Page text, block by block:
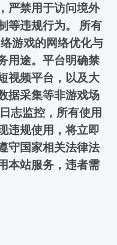
严禁用于访问境外
等违规行为。 所有
游戏的网络优化与
用途。平台明确禁
视频平台，以及大
据采集等非游戏场
志监控，所有使用
违规使用，将立即
守国家相关法律法
本站服务，违者需